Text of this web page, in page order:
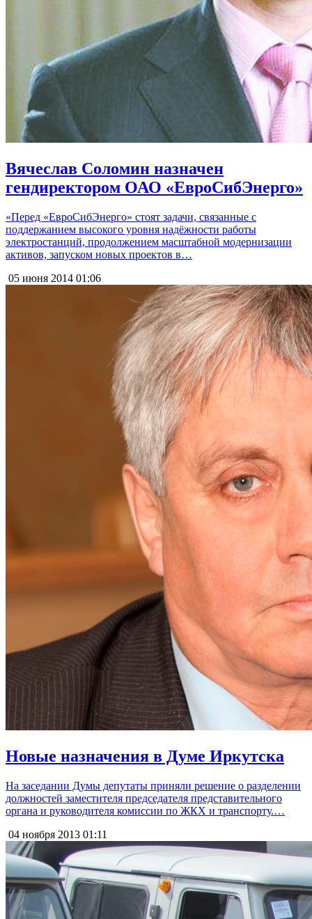
Вячеслав Соломин назначен
гендиректором ОАО «ЕвроСибЭнерго»
«Перед «ЕвроСибЭнерго» стоят задачи, связанные с
поддержанием высокого уровня надёжности работы
электростанций, продолжением масштабной модернизации
активов, запуском новых проектов в…
05 июня 2014 01:06
Новые назначения в Думе Иркутска
На заседании Думы депутаты приняли решение о разделении
должностей заместителя председателя представительного
органа и руководителя комиссии по ЖКХ и транспорту.…
04 ноября 2013 01:11